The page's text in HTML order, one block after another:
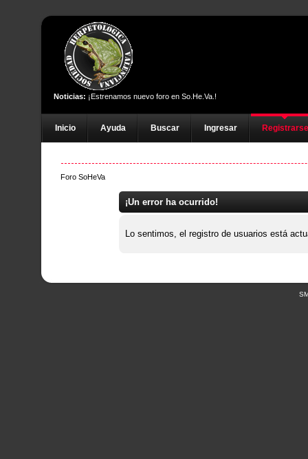
Noticias: ¡Estrenamos nuevo foro en So.He.Va.!
Inicio Ayuda Buscar Ingresar Registrarse
Foro SoHeVa
¡Un error ha ocurrido!
Lo sentimos, el registro de usuarios está